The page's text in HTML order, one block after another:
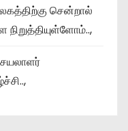
சென்றால்